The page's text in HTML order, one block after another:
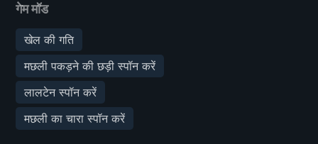
गेम मॉड
खेल की गति
मछली पकड़ने की छड़ी स्पॉन करें
लालटेन स्पॉन करें
मछली का चारा स्पॉन करें